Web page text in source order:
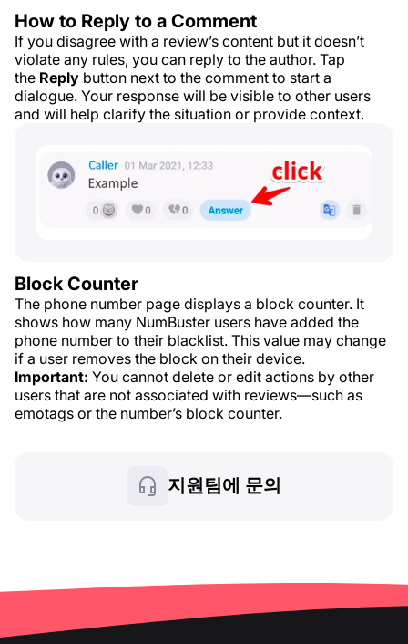
How to Reply to a Comment
If you disagree with a review’s content but it doesn’t
violate any rules, you can reply to the author. Tap
the Reply button next to the comment to start a
dialogue. Your response will be visible to other users
and will help clarify the situation or provide context.
Block Counter
The phone number page displays a block counter. It
shows how many NumBuster users have added the
phone number to their blacklist. This value may change
if a user removes the block on their device.
Important: You cannot delete or edit actions by other
users that are not associated with reviews—such as
emotags or the number’s block counter.
지원팀에 문의